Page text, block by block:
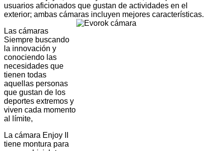
usuarios aficionados que gustan de actividades en el
exterior; ambas cámaras incluyen mejores características.
Las cámaras
Siempre buscando
la innovación y
conociendo las
necesidades que
tienen todas
aquellas personas
que gustan de los
deportes extremos y
viven cada momento
al límite,
La cámara Enjoy II
tiene montura para